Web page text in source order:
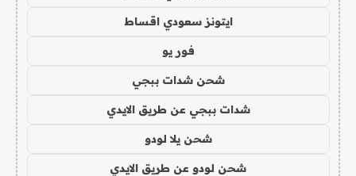
ايتونز سعودي اقساط
فور يو
شحن شدات ببجي
شدات ببجي عن طريق الايدي
شحن يلا لودو
شحن لودو عن طريق الايدي